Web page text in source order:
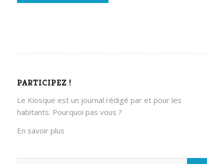
PARTICIPEZ !
Le Kiosque est un journal rédigé par et pour les
habitants. Pourquoi pas vous ?
En savoir plus